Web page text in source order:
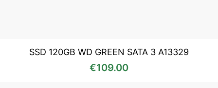
SSD 120GB WD GREEN SATA 3 A13329
€109.00